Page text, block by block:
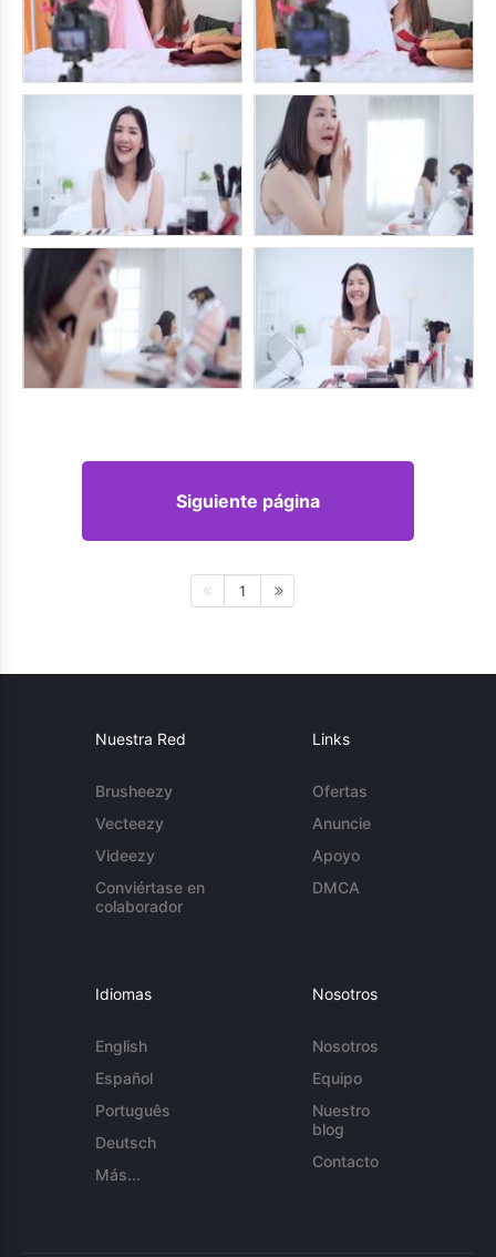
Siguiente página
1
Nuestra Red
Brusheezy
Vecteezy
Videezy
Conviértase en
colaborador
Links
Ofertas
Anuncie
Apoyo
DMCA
Idiomas
English
Español
Português
Deutsch
Más...
Nosotros
Nosotros
Equipo
Nuestro
blog
Contacto